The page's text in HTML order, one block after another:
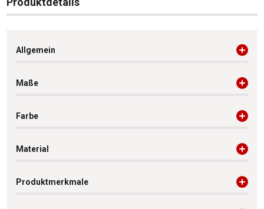
Allgemein
Maße
Farbe
Material
Produktmerkmale